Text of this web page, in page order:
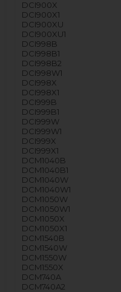
DCI900X
DCI900X1
DCI900XU
DCI900XU1
DCI998B
DCI998B1
DCI998B2
DCI998W1
DCI998X
DCI998X1
DCI999B
DCI999B1
DCI999W
DCI999W1
DCI999X
DCI999X1
DCM1040B
DCM1040B1
DCM1040W
DCM1040W1
DCM1050W
DCM1050W1
DCM1050X
DCM1050X1
DCM1540B
DCM1540W
DCM1550W
DCM1550X
DCM740A
DCM740A2